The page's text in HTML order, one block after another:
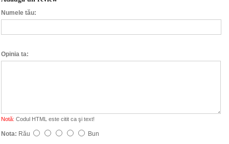
Numele tău:
Opinia ta:
Notă: Codul HTML este citit ca şi text!
Nota: Rău
Bun